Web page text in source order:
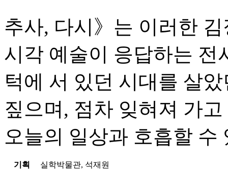
추사, 다시》는 이러한
시각 예술이 응답하는 전
턱에 서 있던 시대를 살
짚으며, 점차 잊혀져 가
오늘의 일상과 호흡할 수
기획 실학박물관, 석재원